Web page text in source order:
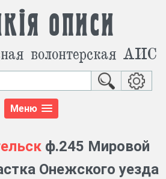
описи
волонтерская АИС
Меню
ф.245 Мировой
Онежского уезда